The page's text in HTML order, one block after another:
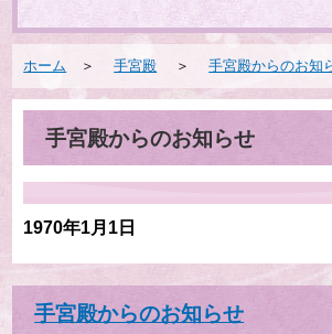
ホーム ＞手宮殿 ＞手宮殿からのお知
手宮殿からのお知らせ
1970年1月1日
手宮殿からのお知らせ